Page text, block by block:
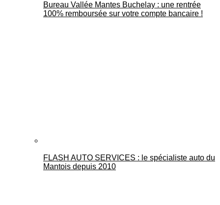
Bureau Vallée Mantes Buchelay : une rentrée
100% remboursée sur votre compte bancaire !
FLASH AUTO SERVICES : le spécialiste auto du
Mantois depuis 2010